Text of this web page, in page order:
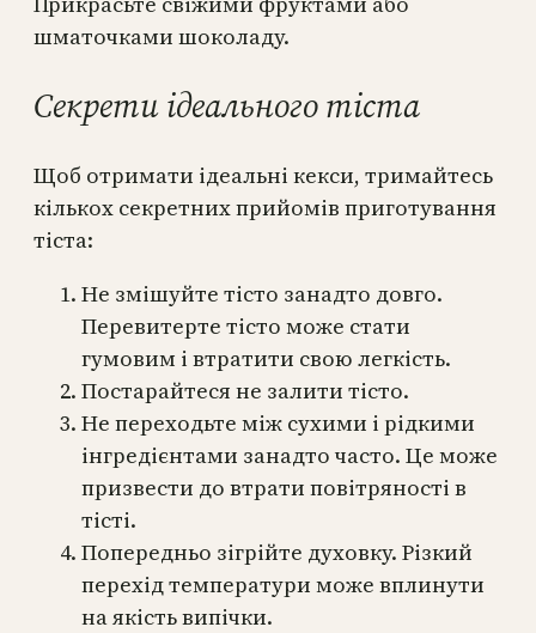
шматочками шоколаду.
Секрети ідеального тіста
Щоб отримати ідеальні кекси, тримайтесь
кількох секретних прийомів приготування
тіста:
Не змішуйте тісто занадто довго.
Перевитерте тісто може стати
гумовим і втратити свою легкість.
Постарайтеся не залити тісто.
Не переходьте між сухими і рідкими
інгредієнтами занадто часто. Це може
призвести до втрати повітряності в
тісті.
Попередньо зігрійте духовку. Різкий
перехід температури може вплинути
на якість випічки.